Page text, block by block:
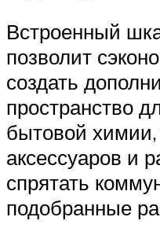
Встроенный
позволит
создать
пространство
бытовой
аксессуаров и
спрятать
подобранные